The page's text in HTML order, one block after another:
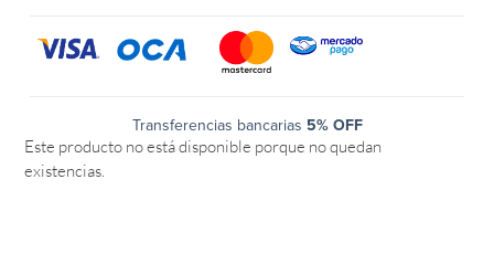
Transferencias bancarias 5% OFF
Este producto no está disponible porque no quedan
existencias.